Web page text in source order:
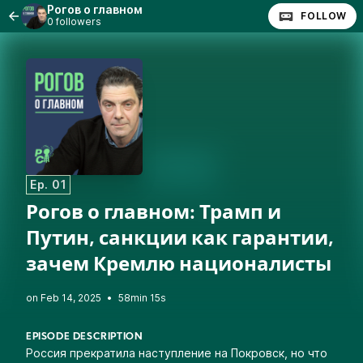
Рогов о главном
0 followers FOLLOW
Ep. 01
Рогов о главном: Трамп и
Путин, санкции как гарантии,
зачем Кремлю националисты
• 58min 15s
EPISODE DESCRIPTION
Россия прекратила наступление на Покровск, но что